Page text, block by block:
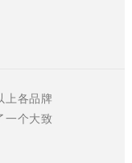
上各品牌
一个大致